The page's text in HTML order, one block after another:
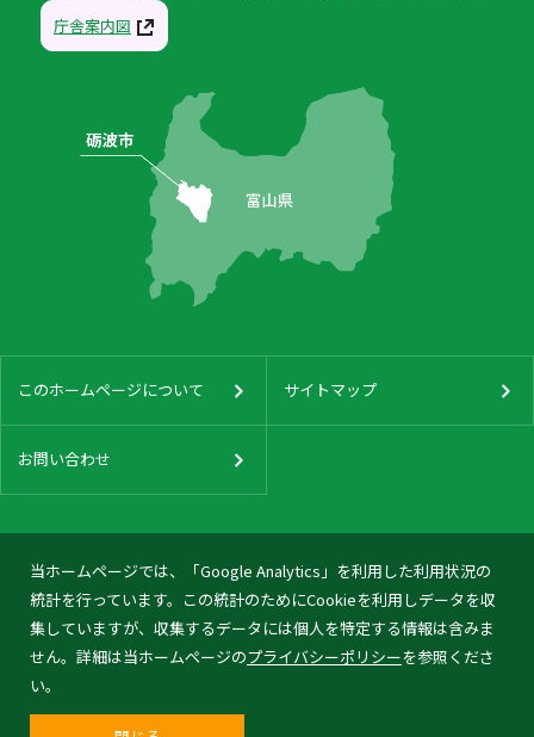
当ホームページでは、「Google Analytics」を利用した利用状況の
統計を行っています。この統計のためにCookieを利用しデータを収
集していますが、収集するデータには個人を特定する情報は含みま
せん。詳細は当ホームページのプライバシーポリシーを参照くださ
い。
庁舎案内図
このホームページについて サイトマップ
お問い合わせ